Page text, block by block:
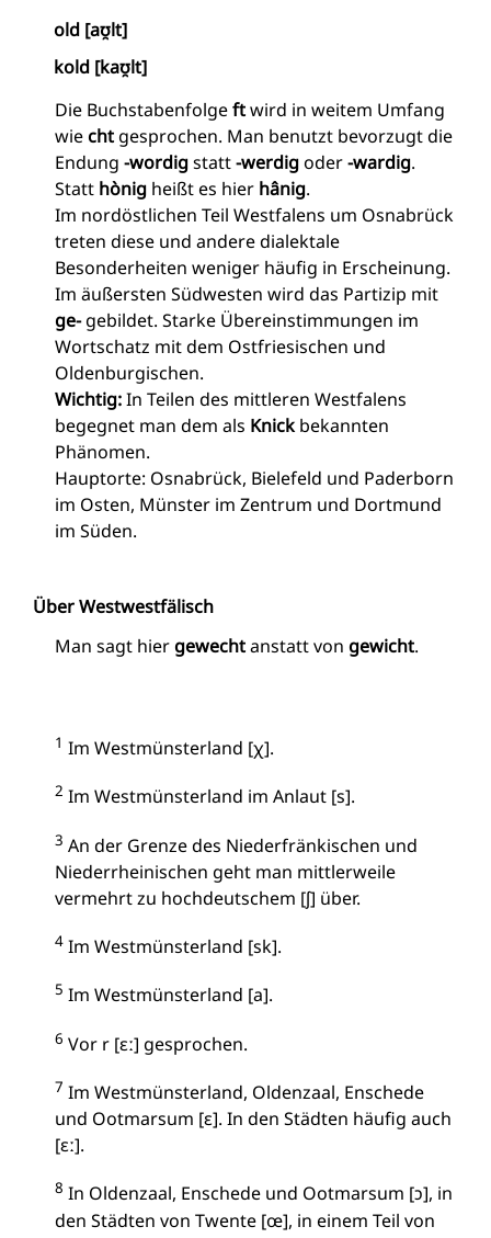
old [aʊ̯lt]
kold [kaʊ̯lt]
Die Buchstabenfolgeftwird in weitem Umfang
wiecht gesprochen. Man benutzt bevorzugt die
Endung -wordigstatt-werdigoder-wardig.
Statt hònig heißt es hier hânig.
Im nordöstlichen Teil Westfalens um Osnabrück
treten diese und andere dialektale
Besonderheiten weniger häufig in Erscheinung.
Im äußersten Südwesten wird das Partizip mit
ge-gebildet. Starke Übereinstimmungen im
Wortschatz mit dem Ostfriesischen und
Oldenburgischen.
Wichtig:In Teilen des mittleren Westfalens
begegnet man dem als Knickbekannten
Phänomen.
Hauptorte: Osnabrück, Bielefeld und Paderborn
im Osten, Münster im Zentrum und Dortmund
im Süden.
Über Westwestfälisch
Man sagt hiergewechtanstatt von gewicht.
1 Im Westmünsterland [χ].
2 Im Westmünsterland im Anlaut [s].
3 An der Grenze des Niederfränkischen und
Niederrheinischen geht man mittlerweile
vermehrt zu hochdeutschem [ʃ] über.
4 Im Westmünsterland [sk].
5 Im Westmünsterland [a].
6 Vor r [ɛː] gesprochen.
7 Im Westmünsterland, Oldenzaal, Enschede
und Ootmarsum [ɛ]. In den Städten häufig auch
[ɛː].
8 In Oldenzaal, Enschede und Ootmarsum [ɔ], in
den Städten von Twente [œ], in einem Teil von